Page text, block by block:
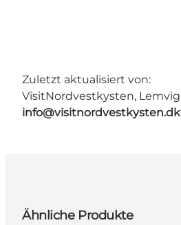
Zuletzt aktualisiert von:
VisitNordvestkysten, Lemvig
info@visitnordvestkysten.dk
Ähnliche Produkte